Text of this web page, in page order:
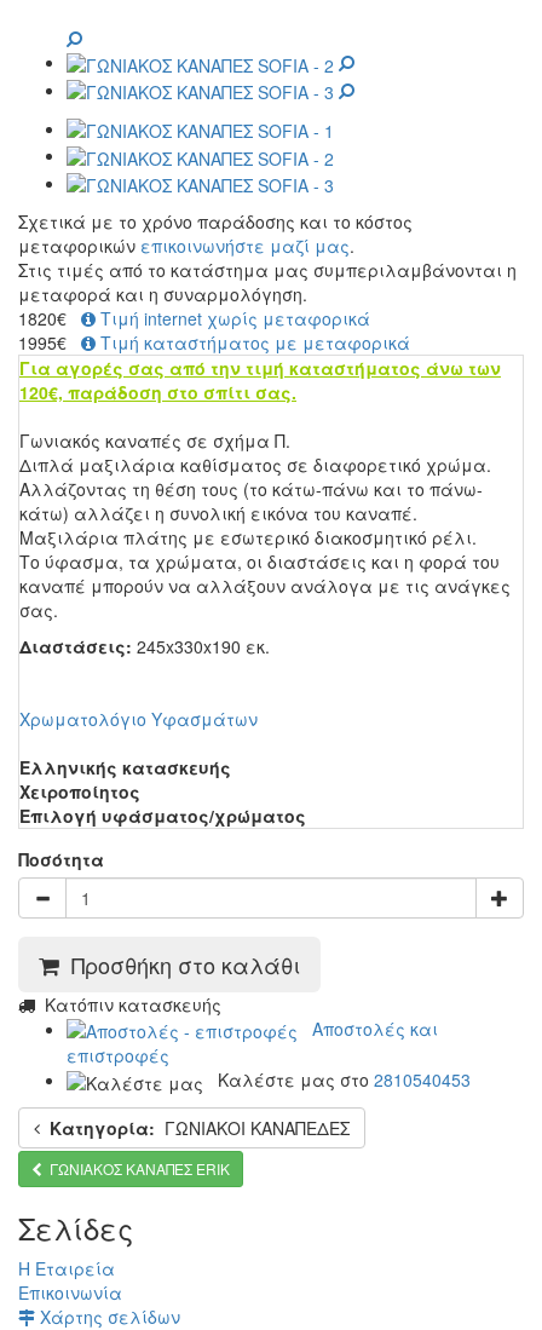
Σχετικά με το χρόνο παράδοσης και το κόστος
μεταφορικών επικοινωνήστε μαζί μας.
Στις τιμές από το κατάστημα μας συμπεριλαμβάνονται η
μεταφορά και η συναρμολόγηση.
1820€
Τιμή internet χωρίς μεταφορικά
1995€
Τιμή καταστήματος με μεταφορικά
Για αγορές σας από την τιμή καταστήματος άνω των
120€, παράδοση στο σπίτι σας.
Γωνιακός καναπές σε σχήμα Π.
Διπλά μαξιλάρια καθίσματος σε διαφορετικό χρώμα.
Αλλάζοντας τη θέση τους (το κάτω-πάνω και το πάνω-
κάτω) αλλάζει η συνολική εικόνα του καναπέ.
Μαξιλάρια πλάτης με εσωτερικό διακοσμητικό ρέλι.
Το ύφασμα, τα χρώματα, οι διαστάσεις και η φορά του
καναπέ μπορούν να αλλάξουν ανάλογα με τις ανάγκες
σας.
Διαστάσεις: 245x330x190 εκ.
Χρωματολόγιο Υφασμάτων
Ελληνικής κατασκευής
Χειροποίητος
Επιλογή υφάσματος/χρώματος
Ποσότητα
Προσθήκη στο καλάθι
Κατόπιν κατασκευής
Αποστολές και
επιστροφές
Καλέστε μας στο 2810540453
Κατηγορία: ΓΩΝΙΑΚΟΙ ΚΑΝΑΠΕΔΕΣ
ΓΩΝΙΑΚΟΣ ΚΑΝΑΠΕΣ ERIK
Σελίδες
Η Εταιρεία
Επικοινωνία
Χάρτης σελίδων